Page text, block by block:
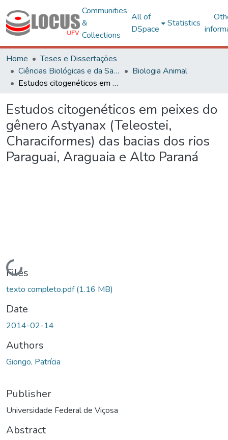
Communities
&
Collections
All of
DSpace
Statistics
Home
Teses e Dissertações
Ciências Biológicas e da Saúde
Biologia Animal
Estudos citogenéticos em peixes do gênero Astyanax (Teleostei, Characiformes) das bacias dos rios Paraguai, Araguaia e Alto Paraná
Estudos citogenéticos em peixes do
gênero Astyanax (Teleostei,
Characiformes) das bacias dos rios
Paraguai, Araguaia e Alto Paraná
Loading...
Files
texto completo.pdf(1.16 MB)
Date
2014-02-14
Authors
Giongo, Patrícia
Publisher
Universidade Federal de Viçosa
Abstract